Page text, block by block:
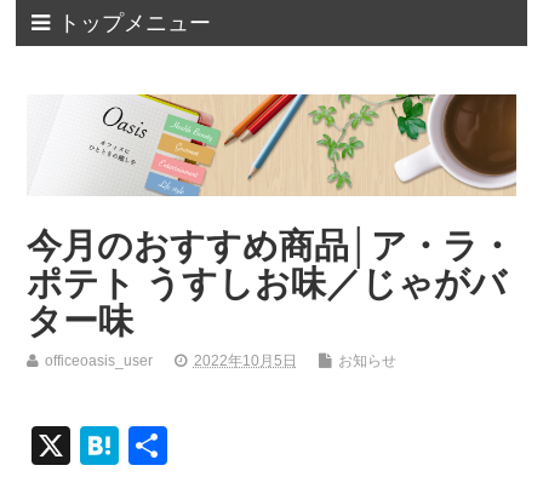
トップメニュー
今月のおすすめ商品│ア・ラ・
ポテト うすしお味／じゃがバ
ター味
officeoasis_user 2022年10月5日 お知らせ
X
H